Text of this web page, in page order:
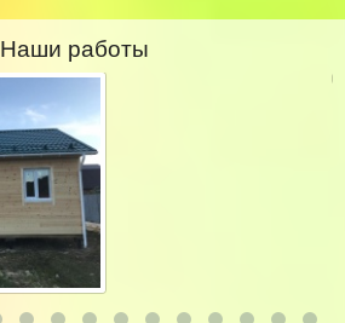
Наши работы